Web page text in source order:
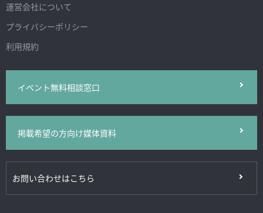
運営会社について
プライバシーポリシー
利用規約
イベント無料相談窓口
掲載希望の方向け媒体資料
お問い合わせはこちら